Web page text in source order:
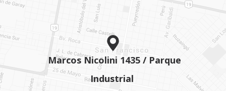
Marcos Nicolini 1435 / Parque
Industrial